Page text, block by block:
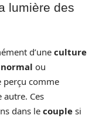
lumière des
d’une culture
normal ou
perçu comme
Ces
dans le couple si